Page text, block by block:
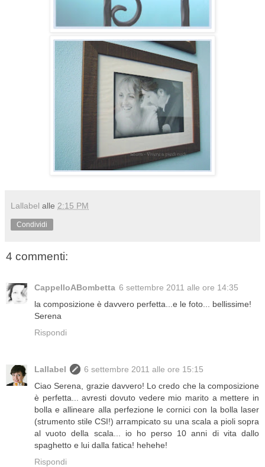
Lallabel alle 2:15 PM
Condividi
4 commenti:
CappelloABombetta 6 settembre 2011 alle ore 14:35
la composizione è davvero perfetta...e le foto... bellissime!
Serena
Rispondi
Lallabel
6 settembre 2011 alle ore 15:15
Ciao Serena, grazie davvero! Lo credo che la composizione
è perfetta... avresti dovuto vedere mio marito a mettere in
bolla e allineare alla perfezione le cornici con la bolla laser
(strumento stile CSI!) arrampicato su una scala a pioli sopra
al vuoto della scala... io ho perso 10 anni di vita dallo
spaghetto e lui dalla fatica! hehehe!
Rispondi